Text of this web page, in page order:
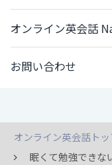
オンライン英会話
お問い合わせ
オンライン英会話ト
眠くて勉強できな